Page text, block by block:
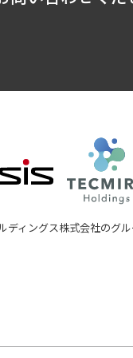
JENESIS株式
ディングス株式会社のグ